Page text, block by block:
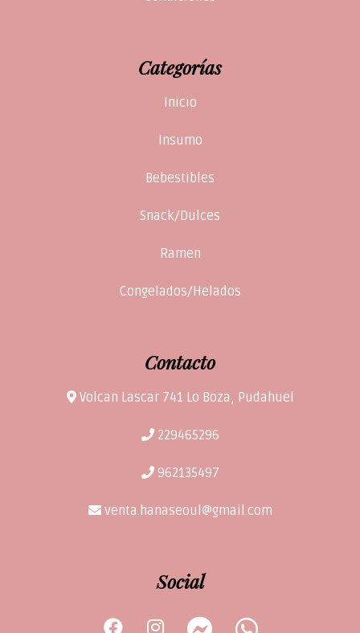
Categorías
Inicio
Insumo
Bebestibles
Snack/Dulces
Ramen
Congelados/Helados
Contacto
Volcan Lascar 741 Lo Boza, Pudahuel
229465296
962135497
venta.hanaseoul@gmail.com
Social